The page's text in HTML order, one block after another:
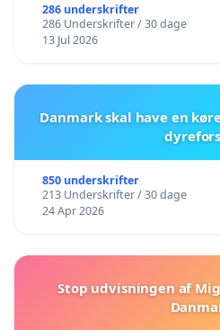
286 underskrifter
286 Underskrifter / 30 dage
13 Jul 2026
Danmark skal have en
850 underskrifter
213 Underskrifter / 30 dage
24 Apr 2026
Stop udvisningen af